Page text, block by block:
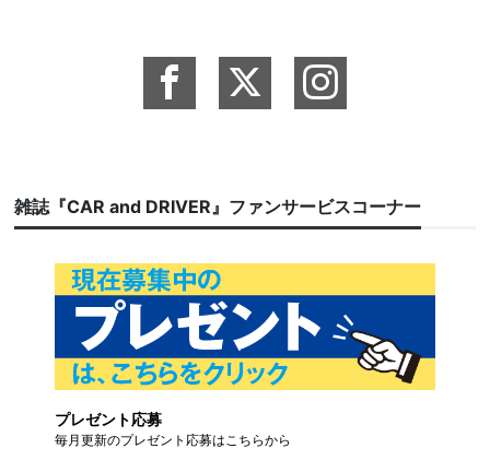
雑誌『CAR and DRIVER』ファンサービスコーナー
プレゼント応募
毎月更新のプレゼント応募はこちらから